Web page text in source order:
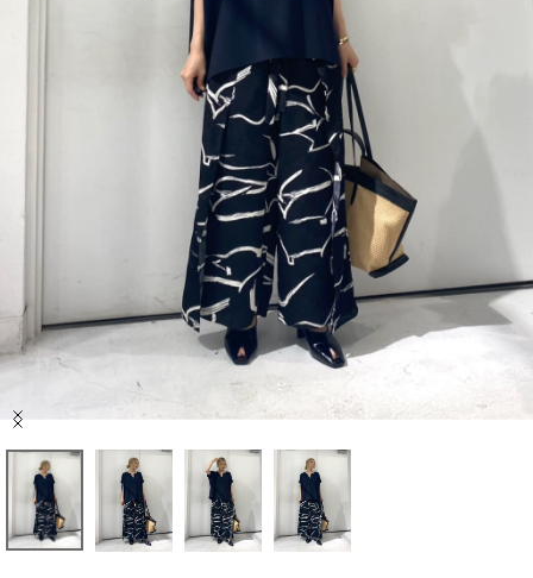
ブランド一覧
ご利用ガイド/ヘルプ
Item